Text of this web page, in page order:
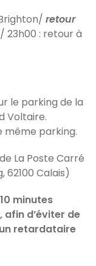
retour
23h00 : retour à
le parking de la
Voltaire.
même parking.
La Poste Carré
62100 Calais)
minutes
afin d’éviter de
retardataire